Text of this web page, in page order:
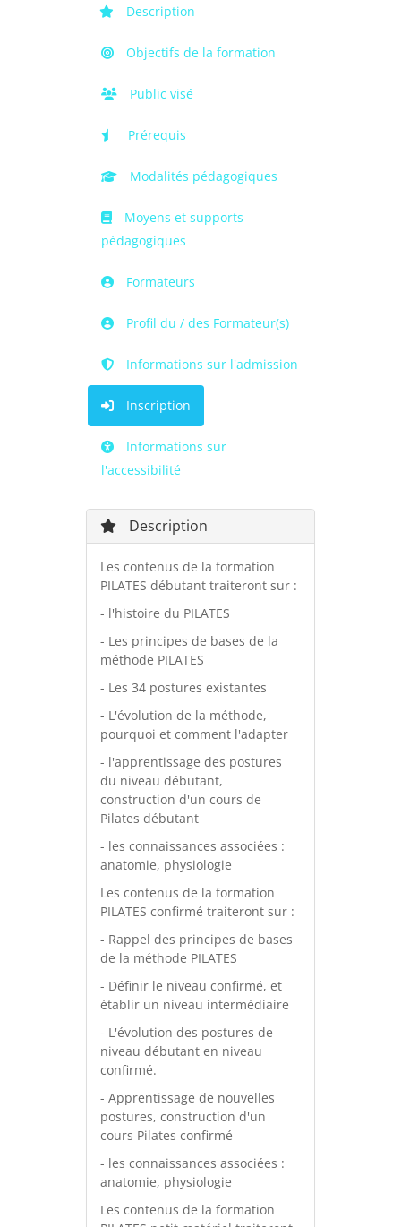
Description
Objectifs de la formation
Public visé
Prérequis
Modalités pédagogiques
Moyens et supports
pédagogiques
Formateurs
Profil du / des Formateur(s)
Informations sur l'admission
Inscription
Informations sur
l'accessibilité
Description
Les contenus de la formation
PILATES débutant traiteront sur :
- l'histoire du PILATES
- Les principes de bases de la
méthode PILATES
- Les 34 postures existantes
- L'évolution de la méthode,
pourquoi et comment l'adapter
- l'apprentissage des postures
du niveau débutant,
construction d'un cours de
Pilates débutant
- les connaissances associées :
anatomie, physiologie
Les contenus de la formation
PILATES confirmé traiteront sur :
- Rappel des principes de bases
de la méthode PILATES
- Définir le niveau confirmé, et
établir un niveau intermédiaire
- L'évolution des postures de
niveau débutant en niveau
confirmé.
- Apprentissage de nouvelles
postures, construction d'un
cours Pilates confirmé
- les connaissances associées :
anatomie, physiologie
Les contenus de la formation